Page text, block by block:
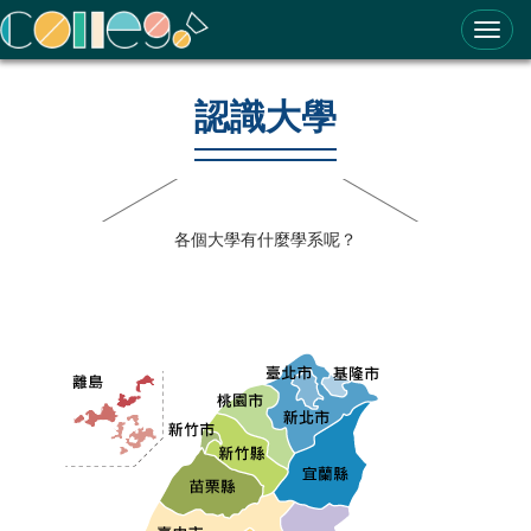
ColleGo! 大學選才與高中育才輔助系統
認識大學
各個大學有什麼學系呢？